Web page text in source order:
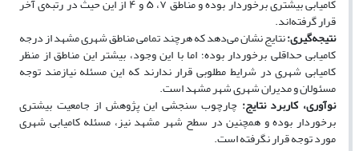
کامیابی بیشتری برخوردار بوده و مناطق ۷، ۵ و ۴ از این حیث در رتبه­‌ی آخر
قرار گرفته­‌اند.
نتیجه‌گیری:نتایج نشان می‌­دهد که هرچند تمامی مناطق شهری مشهد از درجه
کامیابی حداقلی برخوردار بوده؛ اما با این‌ وجود، بیشتر این مناطق از منظر
کامیابی شهری در شرایط مطلوبی قرار ندارند که این مسئله نیازمند توجه
مسئولان و مدیران شهری شهر مشهد است.
نوآوری، کاربرد نتایج: چارچوب سنجشی این پژوهش از جامعیت بیشتری
برخوردار بوده و همچنین در سطح شهر مشهد نیز، مسئله کامیابی شهری
مورد توجه قرار نگرفته است.